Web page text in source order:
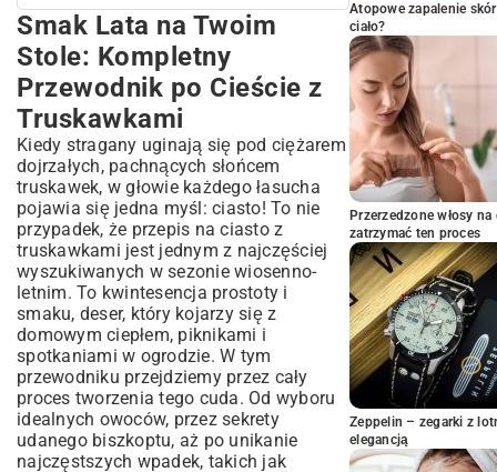
Smak Lata na Twoim Stole: Kompletny
Przewodnik po Cieście z Truskawkami
Dlaczego Ciasto Truskawkowe to Must-
Have na Letnie Dni?
Klasyczny Przepis na Puszyste Ciasto z
Truskawkami
Składniki Niezbędne do Upieczenia
Idealnego Ciasta
Przygotowanie Krok po Kroku: Od
Mieszania do Pieczenia
Wariacje, które Zachwycą: Pomysły na
Różne Rodzaje Ciast z Truskawkami
Ciasto z Truskawkami i Kruszonką:
Rustykalny Urok
Lekkie Ciasto z Galaretką i Truskawkami:
Orzeźwiająca Odsłona
Ciasto Bez Pieczenia z Truskawkami:
Szybki Deser
Praktyczne Wskazówki i Często
Zadawane Pytania
Smak Lata na Twoim
Stole: Kompletny
Przewodnik po Cieście z
Truskawkami
Kiedy stragany uginają się pod ciężarem
dojrzałych, pachnących słońcem
truskawek, w głowie każdego łasucha
pojawia się jedna myśl: ciasto! To nie
przypadek, że przepis na ciasto z
truskawkami jest jednym z najczęściej
wyszukiwanych w sezonie wiosenno-
letnim. To kwintesencja prostoty i
smaku, deser, który kojarzy się z
domowym ciepłem, piknikami i
spotkaniami w ogrodzie. W tym
przewodniku przejdziemy przez cały
proces tworzenia tego cuda. Od wyboru
idealnych owoców, przez sekrety
udanego biszkoptu, aż po unikanie
najczęstszych wpadek, takich jak
Atopowe zapalenie
ciało?
Przerzedzone włosy
zatrzymać ten proces
Zeppelin – zegarki z
elegancją